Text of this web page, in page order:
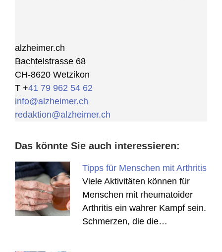
alzheimer.ch
Bachtelstrasse 68
CH-8620 Wetzikon
T +41 79 962 54 62
info@alzheimer.ch
redaktion@alzheimer.ch
Das könnte Sie auch interessieren:
Tipps für Menschen mit Arthritis
Viele Aktivitäten können für
Menschen mit rheumatoider
Arthritis ein wahrer Kampf sein.
Schmerzen, die die…